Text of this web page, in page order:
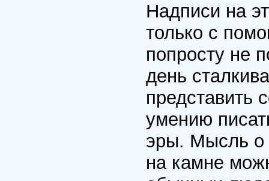
Надписи на
только с
попросту не
день
представить
умению
эры. Мысль о
на камне